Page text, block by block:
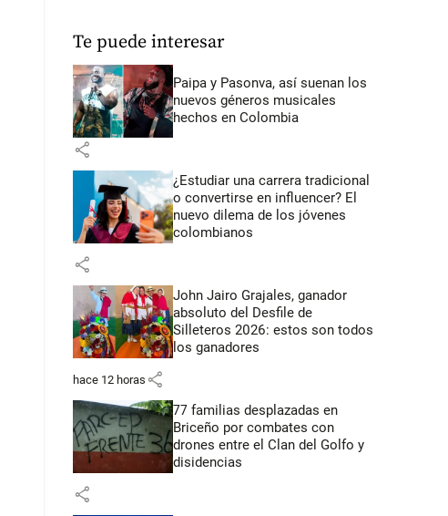
Te puede interesar
Paipa y Pasonva, así suenan los
nuevos géneros musicales
hechos en Colombia
share
¿Estudiar una carrera tradicional
o convertirse en influencer? El
nuevo dilema de los jóvenes
colombianos
share
John Jairo Grajales, ganador
absoluto del Desfile de
Silleteros 2026: estos son todos
los ganadores
hace 12 horas share
77 familias desplazadas en
Briceño por combates con
drones entre el Clan del Golfo y
disidencias
share